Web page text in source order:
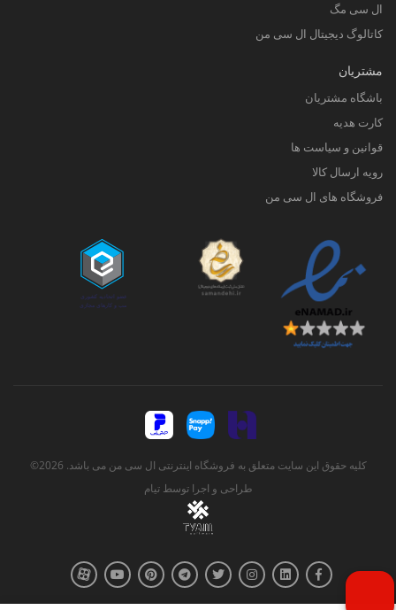
ال سی مگ
کاتالوگ دیجیتال ال سی من
مشتریان
باشگاه مشتریان
کارت هدیه
قوانین و سیاست ها
رویه ارسال کالا
فروشگاه های ال سی من
کلیه حقوق این سایت متعلق به فروشگاه اینترنتی ال سی من می باشد. 2026©
طراحی و اجرا توسطتیام